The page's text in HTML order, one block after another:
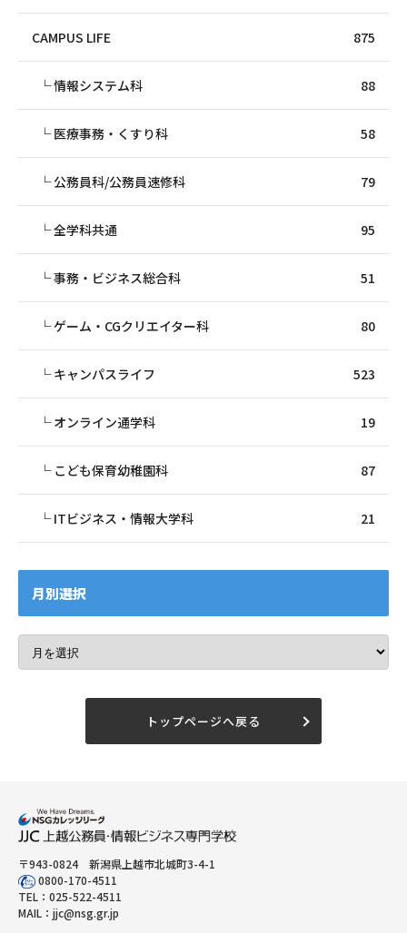
CAMPUS LIFE 875
情報システム科 88
医療事務・くすり科 58
公務員科/公務員速修科 79
全学科共通 95
事務・ビジネス総合科 51
ゲーム・CGクリエイター科 80
キャンパスライフ 523
オンライン通学科 19
こども保育幼稚園科 87
ITビジネス・情報大学科 21
月別選択
トップページへ戻る
〒943-0824 新潟県上越市北城町3-4-1
0800-170-4511
TEL： 025-522-4511
MAIL： jjc@nsg.gr.jp